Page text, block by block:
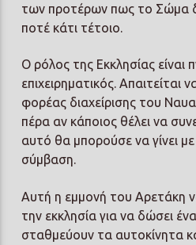
των προτέρων πως το Σώμα
ποτέ κάτι τέτοιο.
Ο ρόλος της Εκκλησίας είναι
επιχειρηματικός. Απαιτείται
φορέας διαχείρισης του
πέρα αν κάποιος θέλει να
αυτό θα μπορούσε να γίνει
σύμβαση.
Αυτή η εμμονή του Αρετάκη
την εκκλησία για να δώσει
σταθμεύουν τα αυτοκίνητα